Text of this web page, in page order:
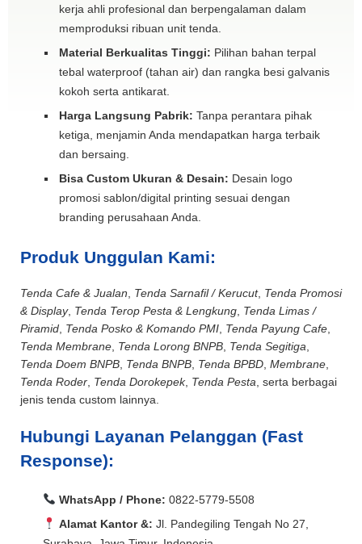
kerja ahli profesional dan berpengalaman dalam
memproduksi ribuan unit tenda.
Material Berkualitas Tinggi: Pilihan bahan terpal
tebal waterproof (tahan air) dan rangka besi galvanis
kokoh serta antikarat.
Harga Langsung Pabrik: Tanpa perantara pihak
ketiga, menjamin Anda mendapatkan harga terbaik
dan bersaing.
Bisa Custom Ukuran & Desain: Desain logo
promosi sablon/digital printing sesuai dengan
branding perusahaan Anda.
Produk Unggulan Kami:
Tenda Cafe & Jualan Tenda Sarnafil / Kerucut, Tenda Promosi
& Display, Tenda Terop Pesta & Lengkung Tenda Limas /
Piramid Tenda Posko & Komando PMI Tenda Payung Cafe
Tenda Membrane Tenda Lorong BNPB Tenda Segitiga
Tenda Doem BNPB Tenda BNPB Tenda BPBD Membrane
Tenda Roder Tenda Dorokepek, Tenda Pesta , serta berbagai
jenis tenda custom lainnya.
Hubungi Layanan Pelanggan (Fast
Response):
WhatsApp / Phone: 0822-5779-5508
Alamat Kantor &: Jl. Pandegiling Tengah No 27,